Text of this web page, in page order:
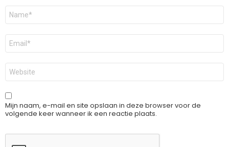
Naam
E-
mail
*
Site
Mijn naam, e-mail en site opslaan in deze browser voor de
volgende keer wanneer ik een reactie plaats.